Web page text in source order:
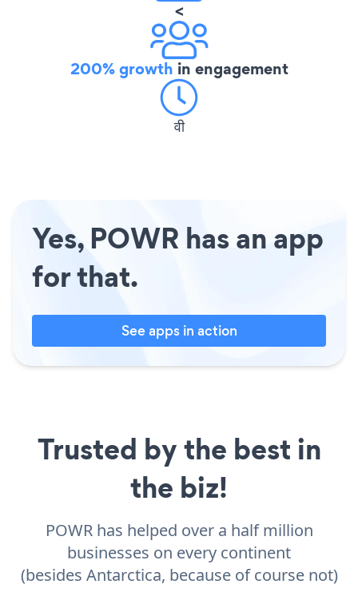
<
200% growth in engagement
वी
Yes, POWR has an app
for that.
See apps in action
Trusted by the best in
the biz!
POWR has helped over a half million
businesses on every continent
(besides Antarctica, because of course not)